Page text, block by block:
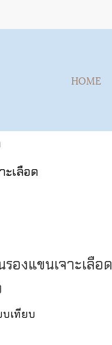
HOME
ะเลือด
องแขนเจาะเลือด
บเทียบ